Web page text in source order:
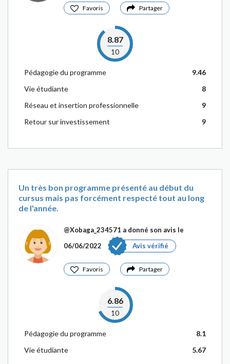
Favoris Partager
8.87
10
Pédagogie du programme
9.46
Vie étudiante
8
Réseau et insertion professionnelle
9
Retour sur investissement
9
Un très bon programme présenté au début du
cursus mais pas forcément respecté tout au long
de l'année.
@Xobaga_234571 a donné son avis le
06/06/2022
Avis vérifié
Favoris Partager
6.86
10
Pédagogie du programme
8.1
Vie étudiante
5.67